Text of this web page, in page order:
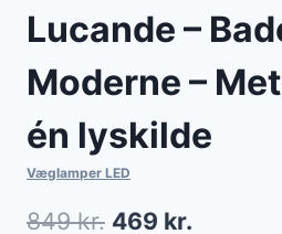
Lucande –
Moderne –
én lyskilde
Væglamper LED
849kr. Den
469 kr.